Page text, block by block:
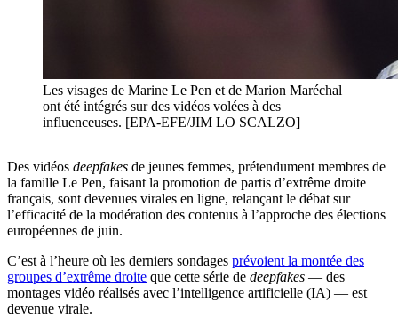
Les visages de Marine Le Pen et de Marion Maréchal
ont été intégrés sur des vidéos volées à des
influenceuses. [EPA-EFE/JIM LO SCALZO]
Des vidéos deepfakes de jeunes femmes, prétendument membres de
la famille Le Pen, faisant la promotion de partis d’extrême droite
français, sont devenues virales en ligne, relançant le débat sur
l’efficacité de la modération des contenus à l’approche des élections
européennes de juin.
C’est à l’heure où les derniers sondages prévoient la montée des
groupes d’extrême droite que cette série de deepfakes — des
montages vidéo réalisés avec l’intelligence artificielle (IA) — est
devenue virale.